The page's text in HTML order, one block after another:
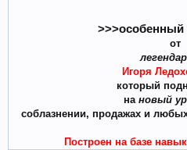
>>>особенный
от
Игоря
который
на новый
соблазнении, продажах и
Построен на базе